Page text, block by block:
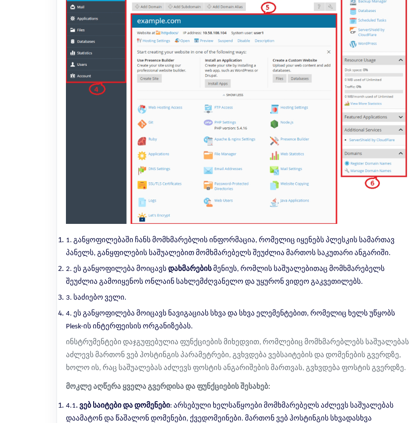
1. განყოფილებაში ჩანს მომხმარებლის ინფორმაცია, რომელიც იყენებს პლესკის სამართავ
პანელს, განყფილების საშუალებით მომხმარებელს შეუძლია მართოს საკუთარი ანგარიში.
2. ეს განყოფილება მოიცავს დახმარების მენიუს, რომლის საშუალებითაც მომხმარებელს
შეუძლია გამოიყენოს ონლაინ სახლემძღვანელო და უყურონ ვიდეო გაკვეთილებს.
3. საძიებო ველი.
4. ეს განყოფილება მოიცავს ნავიგაციას სხვა და სხვა ელემენტებით, რომელიც ხელს უწყობს
Plesk-ის ინტერფეისის ორგანიზებას.
ინსტრუმენტები დაჯგუფებულია ფუნქციების მიხედვით, რომლებიც მომხმარებლებს საშუალებას
აძლევს მართონ ვებ ჰოსტინგის პარამეტრები, გვხვდება ვებსაიტების და დომენების გვერდზე,
ხოლო ის, რაც საშუალებას აძლევს ფოსტის ანგარიშების მართვას, გვხვდება ფოსტის გვერდზე.
მოკლე აღწერა ყველა გვერდისა და ფუნქციების შესახებ:
4.1. ვებ საიტები და დომენები: არსებული ხელსაწყოები მომხმარებელს აძლევს საშუალებას
დაამატონ და წაშალონ დომენები, ქვედომეინები. მართონ ვებ ჰოსტინგის სხვადასხვა